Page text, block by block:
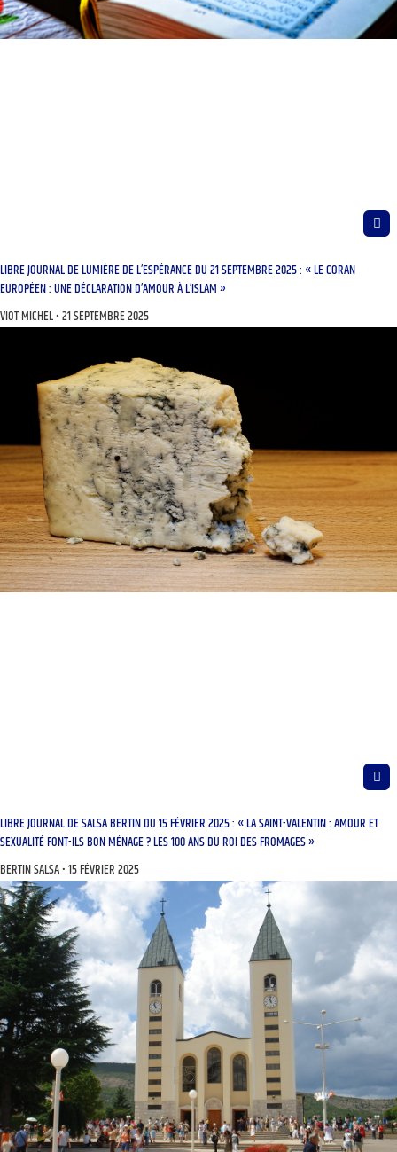
LIBRE JOURNAL DE LUMIÈRE DE L’ESPÉRANCE DU 21 SEPTEMBRE 2025 : « LE CORAN
EUROPÉEN : UNE DÉCLARATION D’AMOUR À L’ISLAM »
VIOT MICHEL 21 SEPTEMBRE 2025
LIBRE JOURNAL DE SALSA BERTIN DU 15 FÉVRIER 2025 : « LA SAINT-VALENTIN : AMOUR ET
SEXUALITÉ FONT-ILS BON MÉNAGE ? LES 100 ANS DU ROI DES FROMAGES »
BERTIN SALSA 15 FÉVRIER 2025